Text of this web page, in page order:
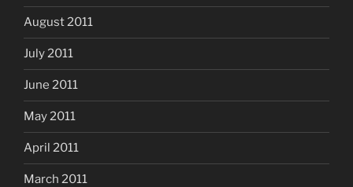
August 2011
July 2011
June 2011
May 2011
April 2011
March 2011